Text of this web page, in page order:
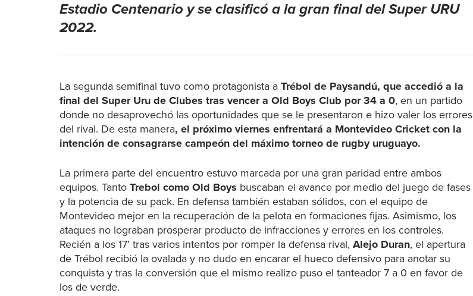
Estadio Centenario y se clasificó a la gran final del Super URU
2022.
La segunda semifinal tuvo como protagonista a Trébol de Paysandú, que accedió a la
final del Super Uru de Clubes tras vencer a Old Boys Club por 34 a 0, en un partido
donde no desaprovechó las oportunidades que se le presentaron e hizo valer los errores
del rival. De esta manera, el próximo viernes enfrentará a Montevideo Cricket con la
intención de consagrarse campeón del máximo torneo de rugby uruguayo.
La primera parte del encuentro estuvo marcada por una gran paridad entre ambos
equipos. Tanto Trebol como Old Boys buscaban el avance por medio del juego de fases
y la potencia de su pack. En defensa también estaban sólidos, con el equipo de
Montevideo mejor en la recuperación de la pelota en formaciones fijas. Asimismo, los
ataques no lograban prosperar producto de infracciones y errores en los controles.
Recién a los 17’ tras varios intentos por romper la defensa rival, Alejo Duran, el apertura
de Trébol recibió la ovalada y no dudo en encarar el hueco defensivo para anotar su
conquista y tras la conversión que el mismo realizo puso el tanteador 7 a 0 en favor de
los de verde.